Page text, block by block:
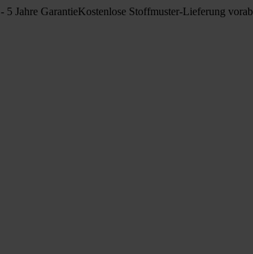
5 Jahre GarantieKostenlose Stoffmuster-Lieferung vorab